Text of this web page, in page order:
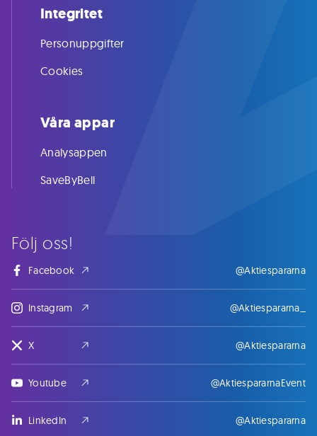
Följ oss!
Facebook @Aktiespararna
Instagram @Aktiespararna_
X @Aktiespararna
Youtube @AktiespararnaEvent
LinkedIn @Aktiespararna
Integritet
Personuppgifter
Cookies
Våra appar
Analysappen
SaveByBell